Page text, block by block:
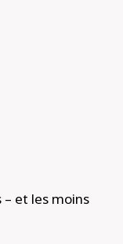
– et les moins